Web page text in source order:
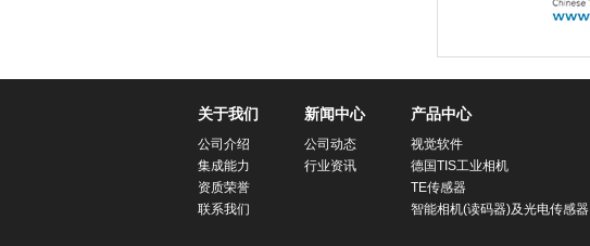
关于我们
公司介绍
集成能力
资质荣誉
联系我们
新闻中心
公司动态
行业资讯
产品中心
视觉软件
德国TIS工业相机
TE传感器
智能相机(读码器)及光电传感器